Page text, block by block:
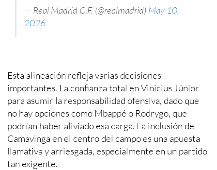
— Real Madrid C.F. (@realmadrid) May 10,
2026
Esta alineación refleja varias decisiones
importantes. La confianza total en Vinicius Júnior
para asumir la responsabilidad ofensiva, dado que
no hay opciones como Mbappé o Rodrygo, que
podrían haber aliviado esa carga. La inclusión de
Camavinga en el centro del campo es una apuesta
llamativa y arriesgada, especialmente en un partido
tan exigente.